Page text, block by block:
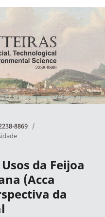
8869 /
da Feijoa
(Acca
da